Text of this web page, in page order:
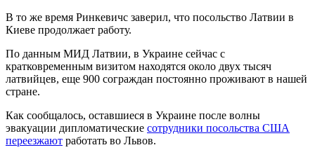
В то же время Ринкевичс заверил, что посольство Латвии в
Киеве продолжает работу.
По данным МИД Латвии, в Украине сейчас с
кратковременным визитом находятся около двух тысяч
латвийцев, еще 900 сограждан постоянно проживают в нашей
стране.
Как сообщалось, оставшиеся в Украине после волны
эвакуации дипломатические сотрудники посольства США
переезжают работать во Львов.